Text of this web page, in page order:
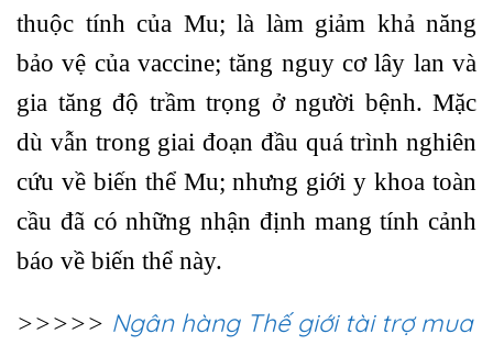
thuộc tính của Mu; là làm giảm khả năng
bảo vệ của vaccine; tăng nguy cơ lây lan và
gia tăng độ trầm trọng ở người bệnh. Mặc
dù vẫn trong giai đoạn đầu quá trình nghiên
cứu về biến thể Mu; nhưng giới y khoa toàn
cầu đã có những nhận định mang tính cảnh
báo về biến thể này.
>>>>> Ngân hàng Thế giới tài trợ mua